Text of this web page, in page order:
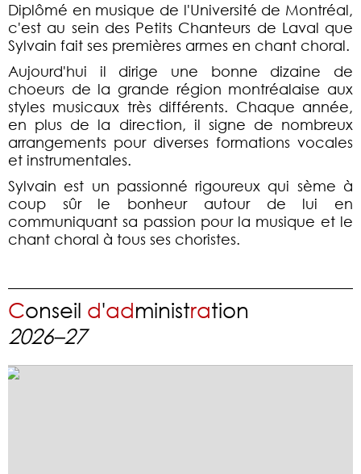
Diplômé en musique de l'Université de Montréal,
c'est au sein des Petits Chanteurs de Laval que
Sylvain fait ses premières armes en chant choral.
Aujourd'hui il dirige une bonne dizaine de
choeurs de la grande région montréalaise aux
styles musicaux très différents. Chaque année,
en plus de la direction, il signe de nombreux
arrangements pour diverses formations vocales
et instrumentales.
Sylvain est un passionné rigoureux qui sème à
coup sûr le bonheur autour de lui en
communiquant sa passion pour la musique et le
chant choral à tous ses choristes.
Conseil d'administration
2026–27